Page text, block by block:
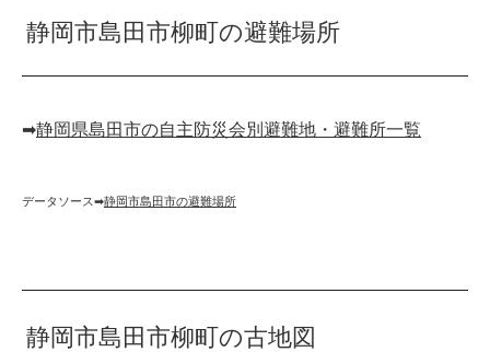
静岡市島田市柳町の避難場所
➡︎静岡県島田市の自主防災会別避難地・避難所一覧
データソース➡︎静岡市島田市の避難場所
静岡市島田市柳町の古地図